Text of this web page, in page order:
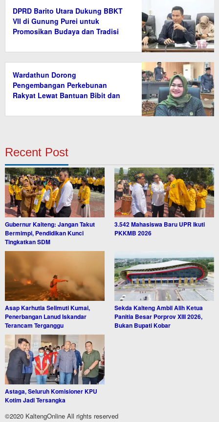
DPRD Barito Utara Dukung BBKT
VII di Gunung Purei untuk
Promosikan Budaya dan Tradisi
Wardathun Dorong
Pengembangan Perkebunan
Rakyat Lewat Bantuan Bibit dan
Recent Post
Gubernur Kalteng: Jangan Takut
Bermimpi, Pendidikan Kunci
Tingkatkan SDM
3.542 Mahasiswa Baru UPR Ikuti
PKKMB 2026
Asap Karhutla Selimuti Kumai,
Penerbangan Lanud Iskandar
Terancam Terganggu
Sekda Kalteng Ambil Alih Ketua
Panitia Besar Porprov XIII 2026,
Bukan Bupati Kobar
Astaga, Seluruh Komisioner KPU
Kotim Jadi Tersangka
©2020 KaltengOnline All rights reserved